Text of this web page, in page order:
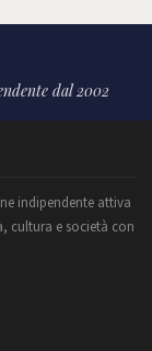
dal 2002
indipendente attiva
cultura e società con